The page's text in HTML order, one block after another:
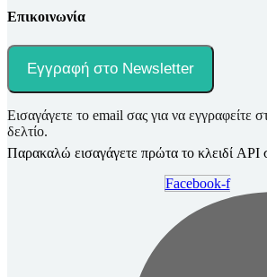
Επικοινωνία
Εγγραφή στο Newsletter
Εισαγάγετε το email σας για να εγγραφείτε
δελτίο.
Παρακαλώ εισαγάγετε πρώτα το κλειδί API
Facebook-f